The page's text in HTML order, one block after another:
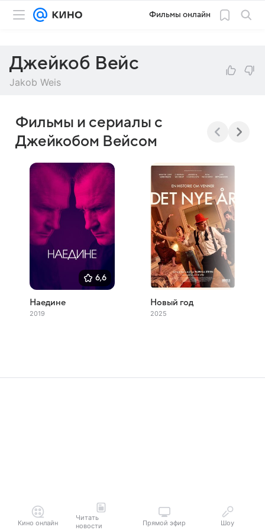
Фильмы онлайн
Джейкоб Вейс
Jakob Weis
Фильмы и сериалы с
Джейкобом Вейсом
6,6
Наедине
2019
Новый год
2025
Кино онлайн
Читать
новости
Прямой эфир Шоу